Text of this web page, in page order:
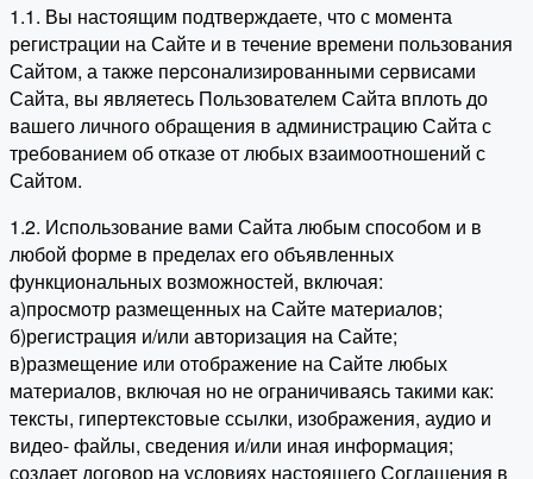
1.1. Вы настоящим подтверждаете, что с момента
регистрации на Сайте и в течение времени пользования
Сайтом, а также персонализированными сервисами
Сайта, вы являетесь Пользователем Сайта вплоть до
вашего личного обращения в администрацию Сайта с
требованием об отказе от любых взаимоотношений с
Сайтом.
1.2. Использование вами Сайта любым способом и в
любой форме в пределах его объявленных
функциональных возможностей, включая:
а)просмотр размещенных на Сайте материалов;
б)регистрация и/или авторизация на Сайте;
в)размещение или отображение на Сайте любых
материалов, включая но не ограничиваясь такими как:
тексты, гипертекстовые ссылки, изображения, аудио и
видео- файлы, сведения и/или иная информация;
создает договор на условиях настоящего Соглашения в